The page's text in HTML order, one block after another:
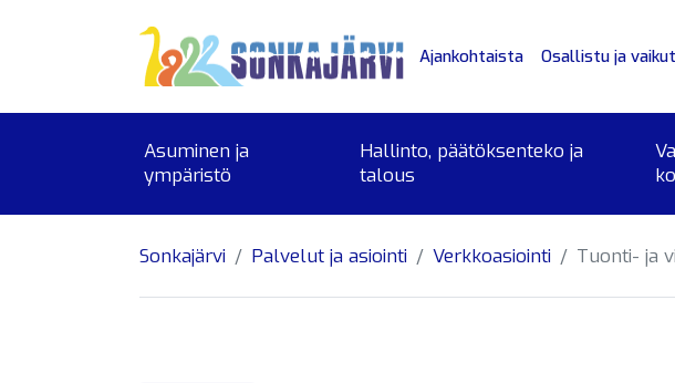
Ajankohtaista Osallistu ja
Asuminen ja
ympäristö
Hallinto, päätöksenteko ja
talous
Sonkajärvi Palvelut ja asiointi Verkkoasiointi Tuonti- ja